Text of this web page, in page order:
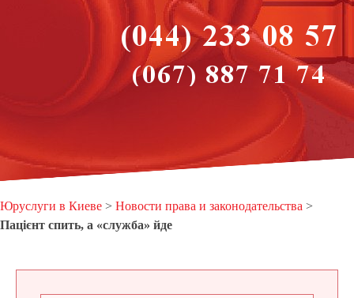
Юруслуги в Киеве > Новости права и законодательства >
Пацієнт спить, а «служба» йде